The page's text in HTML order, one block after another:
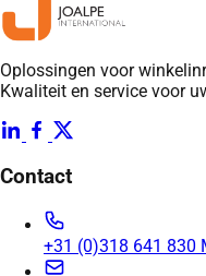
Oplossingen voor
Kwaliteit en service voor
Contact
+31 (0)318 641 830